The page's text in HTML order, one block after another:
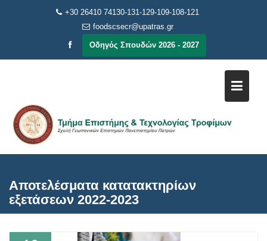
+30 26410 74130-131-129-109-108-121
foodscsecr@upatras.gr
Οδηγός Σπουδών 2026 - 2027
Αποτελέσματα κατατακτηρίων
εξετάσεων 2022-2023